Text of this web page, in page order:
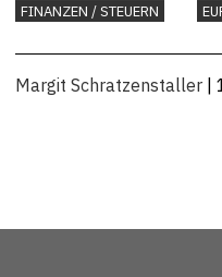
FINANZEN / STEUERN
Margit Schratzenstaller |